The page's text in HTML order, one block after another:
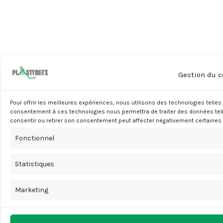
Gestion du
Pour offrir les meilleures expériences, nous utilisons des technologies
consentement à ces technologies nous permettra de traiter des données
consentir ou retirer son consentement peut affecter négativement
Fonctionnel
Statistiques
Marketing